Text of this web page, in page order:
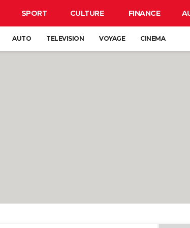
SPORT CULTURE FINANCE
AUTO TELEVISION VOYAGE CINEMA